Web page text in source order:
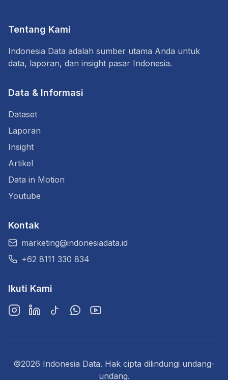
Tentang Kami
Indonesia Data adalah sumber utama Anda untuk
data, laporan, dan insight pasar Indonesia.
Data & Informasi
Dataset
Laporan
Insight
Artikel
Data in Motion
Youtube
Kontak
marketing@indonesiadata.id
+62 8111 330 834
Ikuti Kami
InstagramLinkedInTikTokWhatsAppYouTube
©2026 Indonesia Data. Hak cipta dilindungi undang-
undang.